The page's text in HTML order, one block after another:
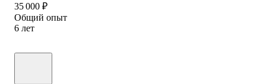
35 000 ₽
Общий опыт
6 лет